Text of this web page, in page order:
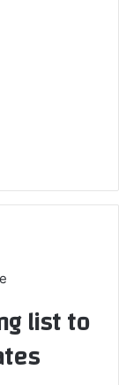
list to